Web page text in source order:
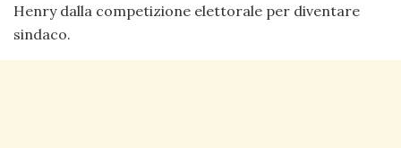
Henry dalla competizione elettorale per diventare
sindaco.